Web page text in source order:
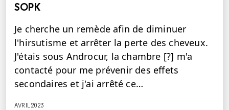
SOPK
Je cherche un remède afin de diminuer
l'hirsutisme et arrêter la perte des cheveux.
J'étais sous Androcur, la chambre [?] m'a
contacté pour me prévenir des effets
secondaires et j'ai arrêté ce…
AVRIL 2023